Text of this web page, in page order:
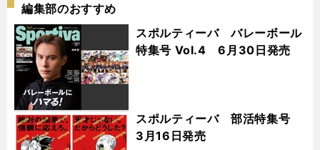
編集部のおすすめ
スポルティーバ バレーボール
特集号 Vol.4 6月30日発売
スポルティーバ 部活特集号
3月16日発売